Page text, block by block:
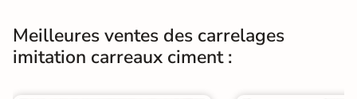
Normes Certification CE
Meilleures ventes des carrelages
imitation carreaux ciment :